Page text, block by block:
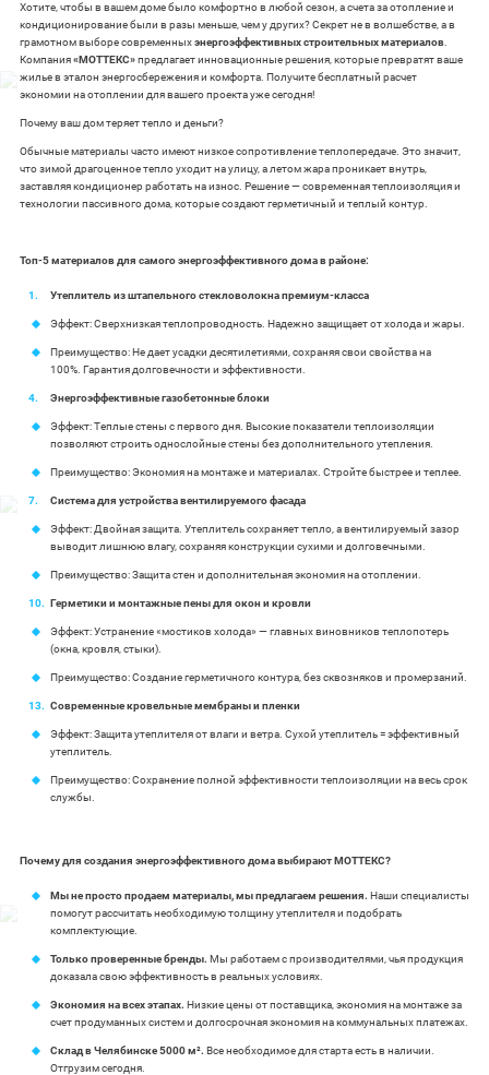
Хотите, чтобы в вашем доме было комфортно в любой сезон, а счета за отопление и
кондиционирование были в разы меньше, чем у других? Секрет не в волшебстве, а в
грамотном выборе современныхэнергоэффективных строительных материалов
Компания«МОТТЕКС»предлагает инновационные решения, которые превратят ваше
жилье в эталон энергосбережения и комфорта. Получите бесплатный расчет
экономии на отоплении для вашего проекта уже сегодня!
Почему ваш дом теряет тепло и деньги?
Обычные материалы часто имеют низкое сопротивление теплопередаче. Это значит,
что зимой драгоценное тепло уходит на улицу, а летом жара проникает внутрь,
заставляя кондиционер работать на износ. Решение — современная теплоизоляция и
технологии пассивного дома, которые создают герметичный и теплый контур.
Топ-5 материалов для самого энергоэффективного дома в районе:
Утеплитель из штапельного стекловолокна премиум-класса
Эффект: Сверхнизкая теплопроводность. Надежно защищает от холода и жары.
Преимущество: Не дает усадки десятилетиями, сохраняя свои свойства на
100%. Гарантия долговечности и эффективности.
Энергоэффективные газобетонные блоки
Эффект: Теплые стены с первого дня. Высокие показатели теплоизоляции
позволяют строить однослойные стены без дополнительного утепления.
Преимущество: Экономия на монтаже и материалах. Стройте быстрее и теплее.
Система для устройства вентилируемого фасада
Эффект: Двойная защита. Утеплитель сохраняет тепло, а вентилируемый зазор
выводит лишнюю влагу, сохраняя конструкции сухими и долговечными.
Преимущество: Защита стен и дополнительная экономия на отоплении.
Герметики и монтажные пены для окон и кровли
Эффект: Устранение «мостиков холода» — главных виновников теплопотерь
(окна, кровля, стыки).
Преимущество: Создание герметичного контура, без сквозняков и промерзаний.
Современные кровельные мембраны и пленки
Эффект: Защита утеплителя от влаги и ветра. Сухой утеплитель = эффективный
утеплитель.
Преимущество: Сохранение полной эффективности теплоизоляции на весь срок
службы.
Почему для создания энергоэффективного дома выбирают МОТТЕКС?
Мы не просто продаем материалы, мы предлагаем решения. Наши специалисты
помогут рассчитать необходимую толщину утеплителя и подобрать
комплектующие.
Только проверенные бренды. Мы работаем с производителями, чья продукция
доказала свою эффективность в реальных условиях.
Экономия на всех этапах. Низкие цены от поставщика, экономия на монтаже за
счет продуманных систем и долгосрочная экономия на коммунальных платежах.
Склад в Челябинске 5000 м². Все необходимое для старта есть в наличии.
Отгрузим сегодня.